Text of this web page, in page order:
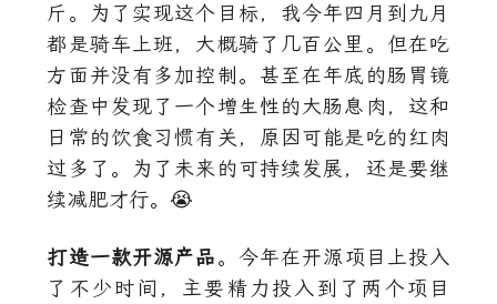
斤。为了实现这个目标，我今年四月到九月
都是骑车上班，大概骑了几百公里。但在吃
方面并没有多加控制。甚至在年底的肠胃镜
检查中发现了一个增生性的大肠息肉，这和
日常的饮食习惯有关，原因可能是吃的红肉
过多了。为了未来的可持续发展，还是要继
续减肥才行。😭
打造一款开源产品。今年在开源项目上投入
了不少时间，主要精力投入到了两个项目